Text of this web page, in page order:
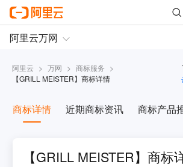
阿里云 > 万网 > 商标服务 >
【GRILL MEISTER】商标详情
商标详情 近期商标资讯 商标产品
【GRILL MEISTER】商标